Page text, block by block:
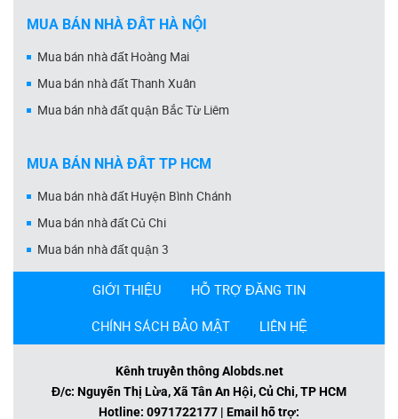
MUA BÁN NHÀ ĐẤT HÀ NỘI
Mua bán nhà đất Hoàng Mai
Mua bán nhà đất Thanh Xuân
Mua bán nhà đất quận Bắc Từ Liêm
MUA BÁN NHÀ ĐẤT TP HCM
Mua bán nhà đất Huyện Bình Chánh
Mua bán nhà đất Củ Chi
Mua bán nhà đất quận 3
GIỚI THIỆU HỖ TRỢ ĐĂNG TIN
CHÍNH SÁCH BẢO MẬT LIÊN HỆ
Kênh truyền thông Alobds.net
Đ/c: Nguyễn Thị Lừa, Xã Tân An Hội, Củ Chi, TP HCM
Hotline: 0971722177 | Email hỗ trợ: